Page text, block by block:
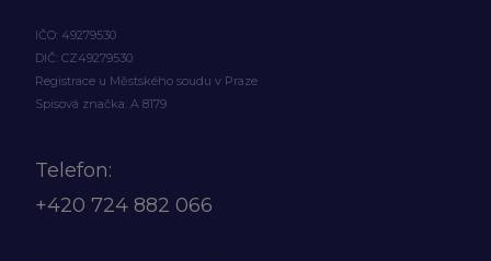
IČO: 49279530
DIČ: CZ49279530
Registrace u Městského soudu v Praze
Spisová značka: A 8179
Telefon:
+420 724 882 066